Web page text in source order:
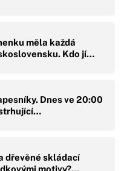
měla každá
Kdo jí…
Dnes ve 20:00
dřevěné skládací
motivy?…